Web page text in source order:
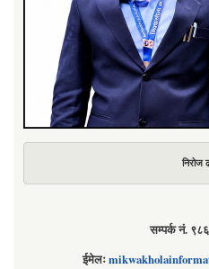
निरोज
सम्पर्क नं.
ईमेलः